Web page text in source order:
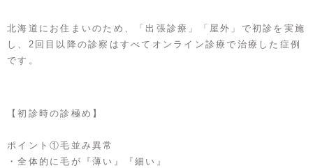
北海道にお住まいのため、「出張診療」「屋外」で初診を実施
し、2回目以降の診察はすべてオンライン診療で治療した症例
です。
【初診時の診極め】
ポイント①毛並み異常
・全体的に毛が『薄い』『細い』